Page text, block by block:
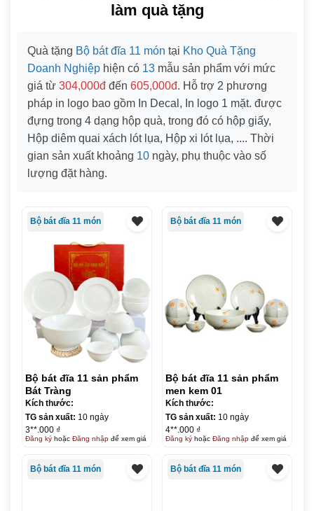
làm quà tặng
Quà tặng Bộ bát đĩa 11 món tại Kho Quà Tặng
Doanh Nghiệp hiện có 13 mẫu sản phẩm với mức
giá từ 304,000đ đến 605,000đ. Hỗ trợ 2 phương
pháp in logo bao gồm In Decal, In logo 1 mặt. được
đựng trong 4 dạng hộp quà, trong đó có hộp giấy,
Hộp diêm quai xách lót lụa, Hộp xi lót lụa, .... Thời
gian sản xuất khoảng 10 ngày, phụ thuộc vào số
lượng đặt hàng.
Bộ bát đĩa 11 món
Bộ bát đĩa 11 sản phẩm
Bát Tràng
Kích thước:
TG sản xuất: 10 ngày
3**.000 ₫
Đăng kýhoặc Đăng nhậpđể xem giá
Bộ bát đĩa 11 món
Bộ bát đĩa 11 sản phẩm
men kem 01
Kích thước:
TG sản xuất: 10 ngày
4**.000 ₫
Đăng kýhoặc Đăng nhậpđể xem giá
Bộ bát đĩa 11 món Bộ bát đĩa 11 món